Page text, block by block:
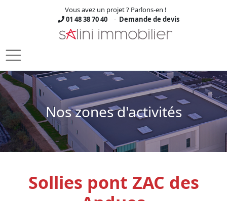
Skip to main content
Vous avez un projet ? Parlons-en !
01 48 38 70 40
- Demande de devis
Nos zones d'activités
Sollies pont ZAC des